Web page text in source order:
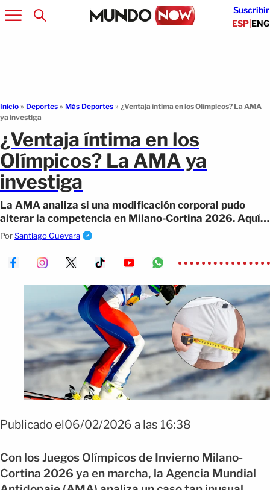
Suscribir
ESP|ENG
Inicio » Deportes » Más Deportes » ¿Ventaja íntima en los Olímpicos? La AMA
ya investiga
¿Ventaja íntima en los
Olímpicos? La AMA ya
investiga
La AMA analiza si una modificación corporal pudo
alterar la competencia en Milano-Cortina 2026. Aquí
los detalles.
PorSantiago Guevara
Publicado el06/02/2026 a las 16:38
Con los Juegos Olímpicos de Invierno Milano-
Cortina 2026 ya en marcha, la Agencia Mundial